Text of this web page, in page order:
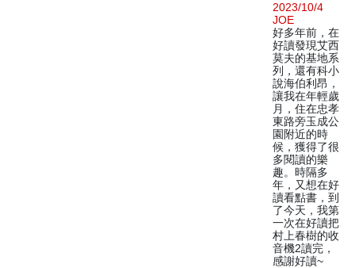
2023/10/4
JOE
好多年前，在
好讀發現艾西
莫夫的基地系
列，還有科小
說海伯利昂，
讓我在年輕歲
月，住在忠孝
東路旁玉成公
園附近的時
候，獲得了很
多閱讀的樂
趣。時隔多
年，又想在好
讀看點書，到
了今天，我第
一次在好讀把
村上春樹的收
音機2讀完，
感謝好讀~